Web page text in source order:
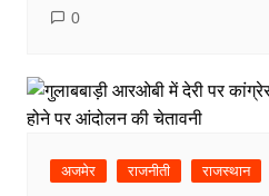
0
अजमेर राजनीती राजस्थान